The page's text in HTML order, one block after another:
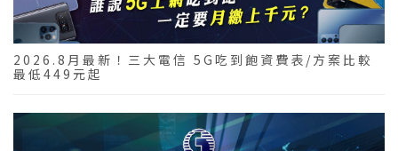
2026.8月最新！三大電信 5G吃到飽資費表/方案比較
最低449元起